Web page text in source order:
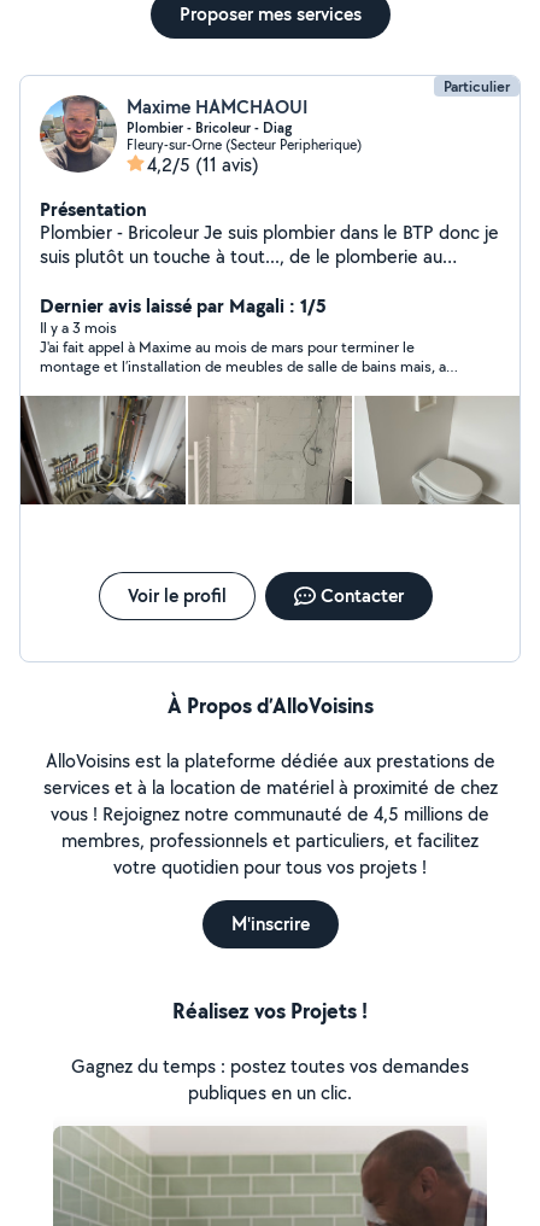
Proposer mes services
Particulier
Maxime HAMCHAOUI
Plombier - Bricoleur - Diag
Fleury-sur-Orne (Secteur Peripherique)
4,2/5 (11 avis)
Présentation
Plombier - Bricoleur Je suis plombier dans le BTP donc je
suis plutôt un touche à tout..., de le plomberie au
etc J'ai également un une licence en droit, une licence
en économie et un master en droit pénal des affaires
(oui sacrée reconversion.. :)) donc je peux également
être utile pour de l'aide aux devoirs. Je travaille de
manière rigoureuse et soignée, j'aime le travail bien fait
et le contact client :)
Dernier avis laissé par Magali : 1/5
Il y a 3 mois
J'ai fait appel à Maxime au mois de mars pour terminer le
montage et l’installation de meubles de salle de bains mais, au
Voir le profil Contacter
À Propos d’AlloVoisins
AlloVoisins est la plateforme dédiée aux prestations de
services et à la location de matériel à proximité de chez
vous ! Rejoignez notre communauté de 4,5 millions de
membres, professionnels et particuliers, et facilitez
votre quotidien pour tous vos projets !
M'inscrire
Réalisez vos Projets !
Gagnez du temps : postez toutes vos demandes
publiques en un clic.